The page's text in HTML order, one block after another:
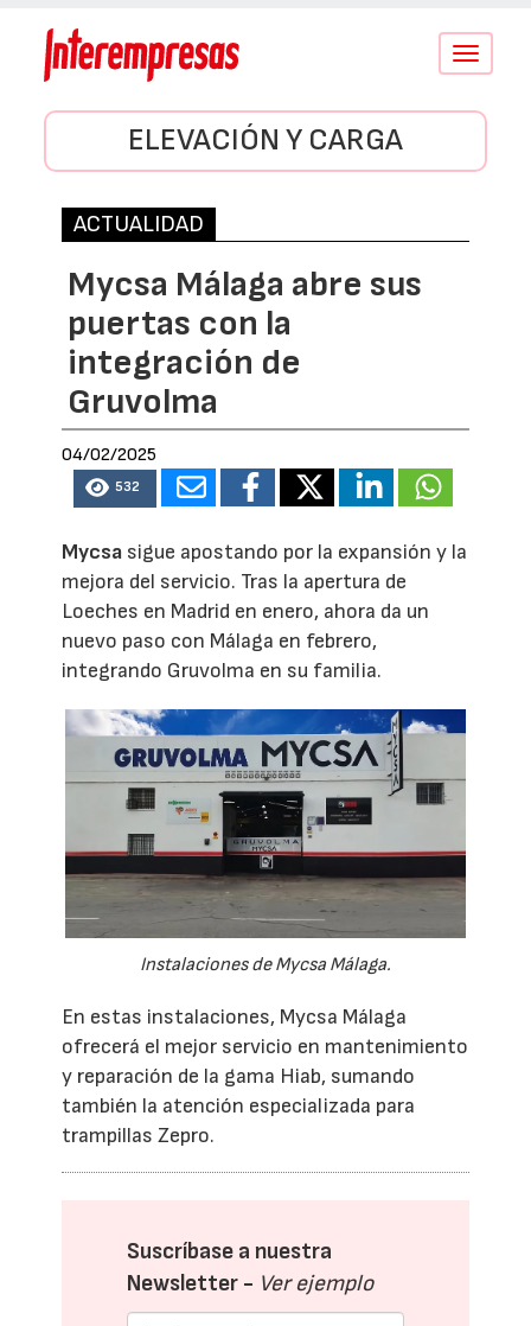
Conmutar
ELEVACIÓN Y CARGA
ACTUALIDAD
Mycsa Málaga abre sus
puertas con la
integración de
Gruvolma
04/02/2025
532
Mycsa sigue apostando por la expansión y la
mejora del servicio. Tras la apertura de
Loeches en Madrid en enero, ahora da un
nuevo paso con Málaga en febrero,
integrando Gruvolma en su familia.
Instalaciones de Mycsa Málaga.
En estas instalaciones, Mycsa Málaga
ofrecerá el mejor servicio en mantenimiento
y reparación de la gama Hiab, sumando
también la atención especializada para
trampillas Zepro.
Suscríbase a nuestra
Newsletter - Ver ejemplo